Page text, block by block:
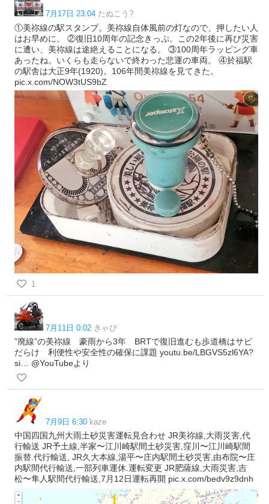
7月17日 23:04 たぬこう?
①美祢線の駅スタンプ。美祢線自体風前の灯なので、押したい人
はお早めに。 ②復旧10周年の記念きっぷ。この2年後に再び災害
に遭い、美祢線は途絶えることになる。 ③100周年ラッピング車
あったね。いくらも走らないで終わった悲運の車両。 ④於福駅
の駅舎は大正9年(1920)。106年間美祢線を見てきた。
pic.x.com/NOW3tUS9bZ
1
7月11日 0:02 きゃび
”廃線”の美祢線 豪雨から3年 BRTで復旧進むも歩道橋はサビ
だらけ 利便性や安全性の確保に課題 youtu.be/LBGVS5zl6YA?
si… @YouTubeより
7月9日 6:30 kaze
中国四国九州大雨土砂災害運転見合わせ JR美祢線,大雨災害,代
行輸送 JR予土線,半家〜江川崎駅間土砂災害,窪川〜江川崎駅間
振替.代行輸送, JR久大本線,湯平〜庄内駅間土砂災害,由布院〜庄
内駅間代行輸送,一部列車運休.運転変更 JR肥薩線,大雨災害,吉
松〜隼人駅間代行輸送,7月12日運転再開 pic.x.com/bedv9z9dnh